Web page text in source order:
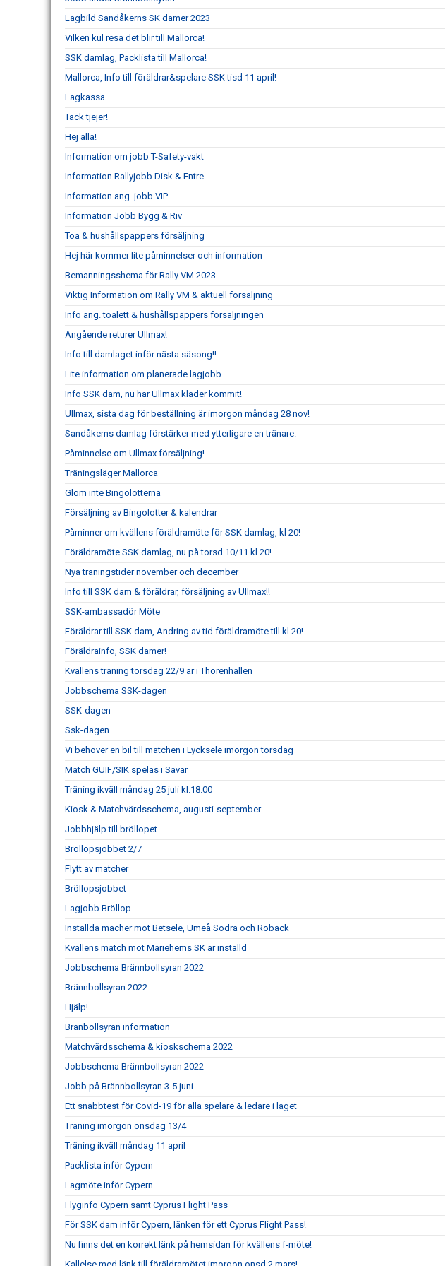
Lagbild Sandåkerns SK damer 2023
Vilken kul resa det blir till Mallorca!
SSK damlag, Packlista till Mallorca!
Mallorca, Info till föräldrar&spelare SSK tisd 11 april!
Lagkassa
Tack tjejer!
Hej alla!
Information om jobb T-Safety-vakt
Information Rallyjobb Disk & Entre
Information ang. jobb VIP
Information Jobb Bygg & Riv
Toa & hushållspappers försäljning
Hej här kommer lite påminnelser och information
Bemanningsshema för Rally VM 2023
Viktig Information om Rally VM & aktuell försäljning
Info ang. toalett & hushållspappers försäljningen
Angående returer Ullmax!
Info till damlaget inför nästa säsong!!
Lite information om planerade lagjobb
Info SSK dam, nu har Ullmax kläder kommit!
Ullmax, sista dag för beställning är imorgon måndag 28 nov!
Sandåkerns damlag förstärker med ytterligare en tränare.
Påminnelse om Ullmax försäljning!
Träningsläger Mallorca
Glöm inte Bingolotterna
Försäljning av Bingolotter & kalendrar
Påminner om kvällens föräldramöte för SSK damlag, kl 20!
Föräldramöte SSK damlag, nu på torsd 10/11 kl 20!
Nya träningstider november och december
Info till SSK dam & föräldrar, försäljning av Ullmax!!
SSK-ambassadör Möte
Föräldrar till SSK dam, Ändring av tid föräldramöte till kl 20!
Föräldrainfo, SSK damer!
Kvällens träning torsdag 22/9 är i Thorenhallen
Jobbschema SSK-dagen
SSK-dagen
Ssk-dagen
Vi behöver en bil till matchen i Lycksele imorgon torsdag
Match GUIF/SIK spelas i Sävar
Träning ikväll måndag 25 juli kl.18.00
Kiosk & Matchvärdsschema, augusti-september
Jobbhjälp till bröllopet
Bröllopsjobbet 2/7
Flytt av matcher
Bröllopsjobbet
Lagjobb Bröllop
Inställda macher mot Betsele, Umeå Södra och Röbäck
Kvällens match mot Mariehems SK är inställd
Jobbschema Brännbollsyran 2022
Brännbollsyran 2022
Hjälp!
Bränbollsyran information
Matchvärdsschema & kioskschema 2022
Jobbschema Brännbollsyran 2022
Jobb på Brännbollsyran 3-5 juni
Ett snabbtest för Covid-19 för alla spelare & ledare i laget
Träning imorgon onsdag 13/4
Träning ikväll måndag 11 april
Packlista inför Cypern
Lagmöte inför Cypern
Flyginfo Cypern samt Cyprus Flight Pass
För SSK dam inför Cypern, länken för ett Cyprus Flight Pass!
Nu finns det en korrekt länk på hemsidan för kvällens f-möte!